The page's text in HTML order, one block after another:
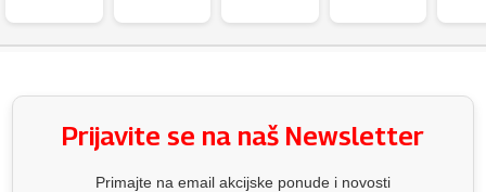
Prijavite se na naš Newsletter
Primajte na email akcijske ponude i novosti